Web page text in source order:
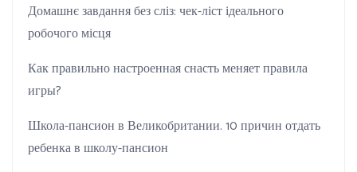
Домашнє завдання без сліз: чек-ліст ідеального
робочого місця
Как правильно настроенная снасть меняет правила
игры?
Школа-пансион в Великобритании. 10 причин отдать
ребенка в школу-пансион